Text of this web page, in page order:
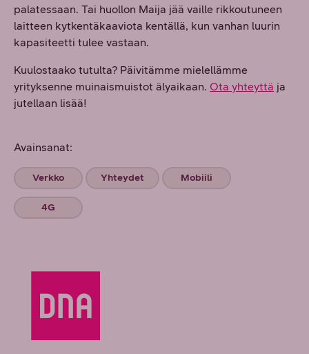
palatessaan. Tai huollon Maija jää vaille rikkoutuneen
laitteen kytkentäkaaviota kentällä, kun vanhan luurin
kapasiteetti tulee vastaan.
Kuulostaako tutulta? Päivitämme mielellämme
yrityksenne muinaismuistot älyaikaan. Ota yhteyttä ja
jutellaan lisää!
Avainsanat:
Verkko Yhteydet Mobiili
4G